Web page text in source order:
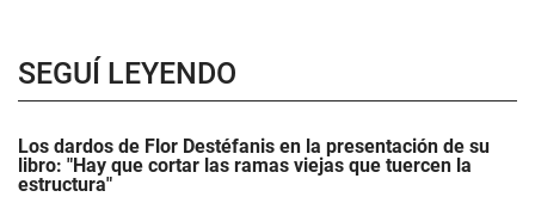
SEGUÍ LEYENDO
Los dardos de Flor Destéfanis en la presentación de su
libro: "Hay que cortar las ramas viejas que tuercen la
estructura"